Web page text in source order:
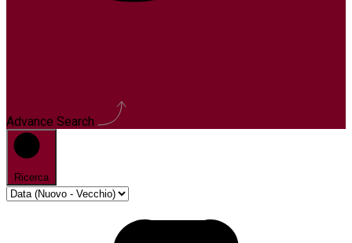
Advance Search
Ricerca